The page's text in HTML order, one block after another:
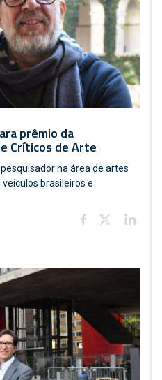
prêmio da
Críticos de Arte
na área de artes
brasileiros e